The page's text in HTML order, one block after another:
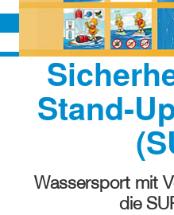
Stand-
Wassersport mit
die